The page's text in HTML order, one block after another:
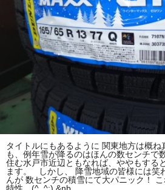
タイトルにもあるように 関東地方は概
も、例年雪が降るのはほんの数センチで
住む水戸市近辺ともなれば、ややもする
ます。 しかし、 降雪地域の皆様には笑
んが 数センチの積雪にて大パニック！